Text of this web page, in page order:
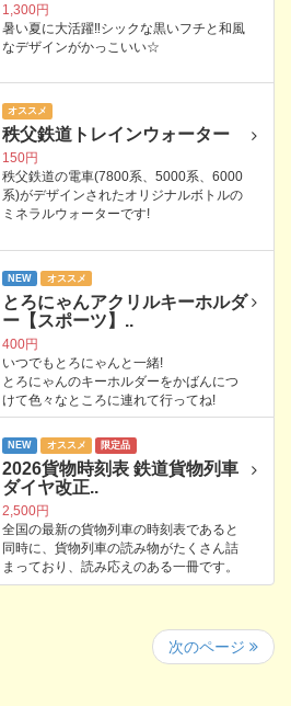
1,300円
暑い夏に大活躍‼シックな黒いフチと和風
なデザインがかっこいい☆
オススメ
秩父鉄道トレインウォーター
150円
秩父鉄道の電車(7800系、5000系、6000
系)がデザインされたオリジナルボトルの
ミネラルウォーターです!
NEW オススメ
とろにゃんアクリルキーホルダ
ー【スポーツ】..
400円
いつでもとろにゃんと一緒!
とろにゃんのキーホルダーをかばんにつ
けて色々なところに連れて行ってね!
NEW オススメ 限定品
2026貨物時刻表 鉄道貨物列車
ダイヤ改正..
2,500円
全国の最新の貨物列車の時刻表であると
同時に、貨物列車の読み物がたくさん詰
まっており、読み応えのある一冊です。
次のページ